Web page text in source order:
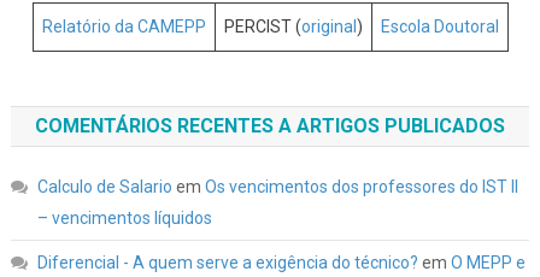
Relatório da CAMEPP PERCIST (original ) Escola Doutoral
COMENTÁRIOS RECENTES A ARTIGOS PUBLICADOS
Calculo de Salario em Os vencimentos dos professores do IST II
– vencimentos líquidos
Diferencial - A quem serve a exigência do técnico? em O MEPP e